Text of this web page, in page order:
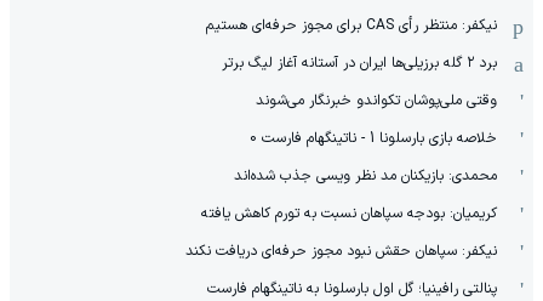
نیکفر: منتظر رأی CAS برای مجوز حرفه‌ای هستیم
برد ۲ گله برزیلی‌ها ایران در آستانه آغاز لیگ برتر
وقتی ملی‌پوشان تکواندو خبرنگار می‌شوند
خلاصه بازی بارسلونا 1 - ناتینگهام فارست 0
محمدی: بازیکنان مد نظر ویسی جذب شده‌اند
کریمیان: بودجه سپاهان نسبت به تورم کاهش یافته
نیکفر: سپاهان حقش نبود مجوز حرفه‌ای دریافت نکند
پنالتی رافینیا؛ گل اول بارسلونا به ناتینگهام فارست